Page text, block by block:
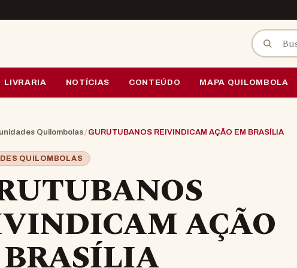
Buscar por:
LIVRARIA NOTÍCIAS CONTEÚDO MAPA QUILOMBOLA
Quilombolas/GURUTUBANOS REIVINDICAM AÇÃO EM BRASÍLIA
QUILOMBOLAS
AÇÃO